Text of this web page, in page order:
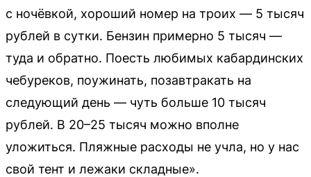
с ночёвкой, хороший номер на троих — 5 тысяч
рублей в сутки. Бензин примерно 5 тысяч —
туда и обратно. Поесть любимых кабардинских
чебуреков, поужинать, позавтракать на
следующий день — чуть больше 10 тысяч
рублей. В 20–25 тысяч можно вполне
уложиться. Пляжные расходы не учла, но у нас
свой тент и лежаки складные».